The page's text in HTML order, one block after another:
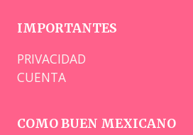
IMPORTANTES
PRIVACIDAD
CUENTA
COMO BUEN MEXICANO